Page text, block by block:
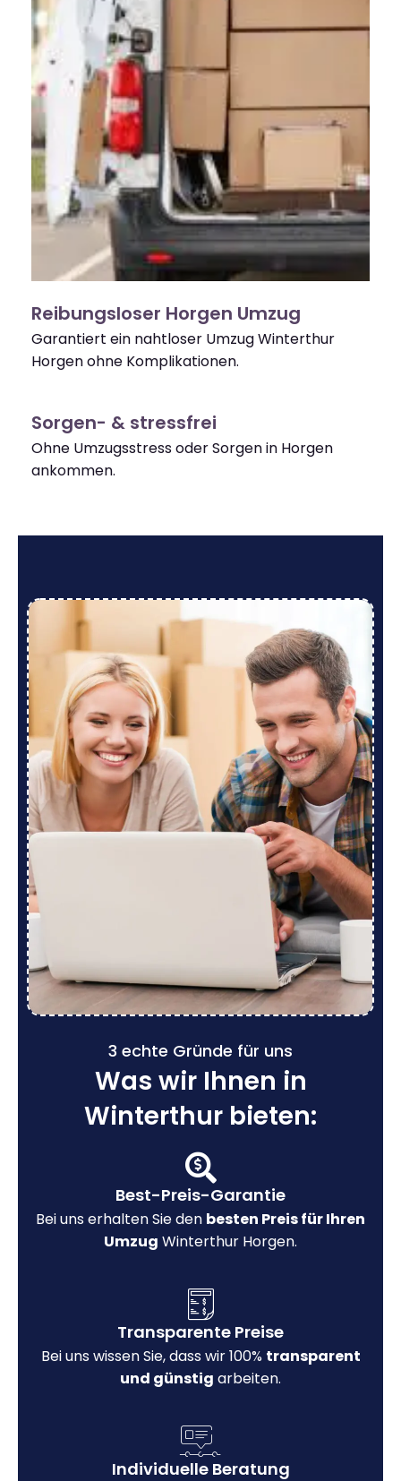
Reibungsloser Horgen Umzug
Garantiert ein nahtloser Umzug Winterthur
Horgen ohne Komplikationen.
Sorgen- & stressfrei
Ohne Umzugsstress oder Sorgen in Horgen
ankommen.
3 echte Gründe für uns
Was wir Ihnen in
Winterthur bieten:
Best-Preis-Garantie
Bei uns erhalten Sie den besten Preis für Ihren
Umzug Winterthur Horgen.
Transparente Preise
Bei uns wissen Sie, dass wir 100% transparent
und günstig arbeiten.
Individuelle Beratung